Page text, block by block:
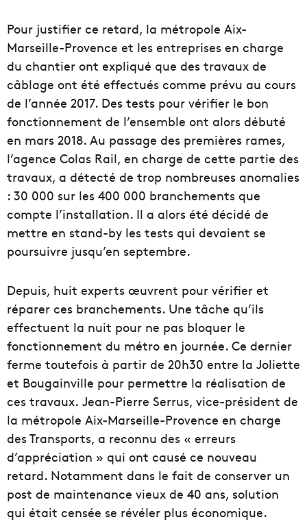
Pour justifier ce retard, la métropole Aix-
Marseille-Provence et les entreprises en charge
du chantier ont expliqué que des travaux de
câblage ont été effectués comme prévu au cours
de l’année 2017. Des tests pour vérifier le bon
fonctionnement de l’ensemble ont alors débuté
en mars 2018. Au passage des premières rames,
l’agence Colas Rail, en charge de cette partie des
travaux, a détecté de trop nombreuses anomalies
: 30 000 sur les 400 000 branchements que
compte l’installation. Il a alors été décidé de
mettre en stand-by les tests qui devaient se
poursuivre jusqu’en septembre.
Depuis, huit experts œuvrent pour vérifier et
réparer ces branchements. Une tâche qu’ils
effectuent la nuit pour ne pas bloquer le
fonctionnement du métro en journée. Ce dernier
ferme toutefois à partir de 20h30 entre la Joliette
et Bougainville pour permettre la réalisation de
ces travaux. Jean-Pierre Serrus, vice-président de
la métropole Aix-Marseille-Provence en charge
des Transports, a reconnu des « erreurs
d’appréciation » qui ont causé ce nouveau
retard. Notamment dans le fait de conserver un
post de maintenance vieux de 40 ans, solution
qui était censée se révéler plus économique.